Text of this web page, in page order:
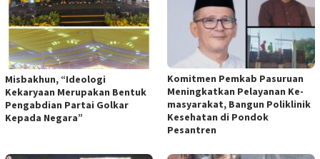
Misbakhun, “Ideologi
Kekaryaan Merupakan Bentuk
Pengabdian Partai Golkar
Kepada Negara”
Komitmen Pemkab Pasuruan
Meningkatkan Pelayanan Ke-
masyarakat, Bangun Poliklinik
Kesehatan di Pondok
Pesantren